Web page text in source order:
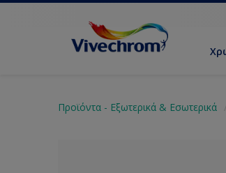
Προϊόντα - Εξωτερικά & Εσωτερικά